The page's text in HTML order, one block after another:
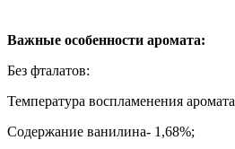
Важные особенности аромата:
Без фталатов:
Температура воспламенения аромата
Содержание ванилина- 1,68%;